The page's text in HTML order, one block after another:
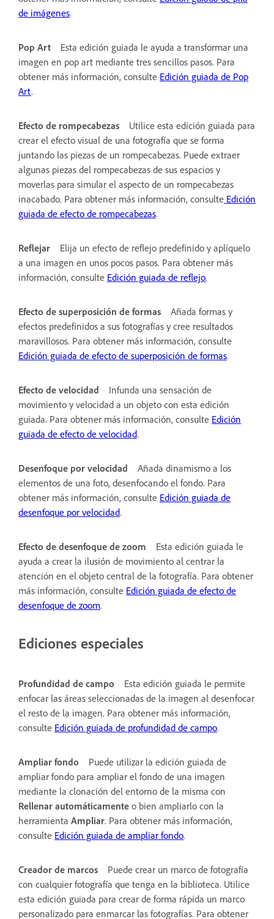
de imágenes.
Pop Art
Esta edición guiada le ayuda a transformar una
imagen en pop art mediante tres sencillos pasos. Para
obtener más información, consulte Edición guiada de Pop
Art.
Efecto de rompecabezas
Utilice esta edición guiada para
crear el efecto visual de una fotografía que se forma
juntando las piezas de un rompecabezas. Puede extraer
algunas piezas del rompecabezas de sus espacios y
moverlas para simular el aspecto de un rompecabezas
inacabado. Para obtener más información, consulte Edición
guiada de efecto de rompecabezas.
Reflejar
Elija un efecto de reflejo predefinido y aplíquelo
a una imagen en unos pocos pasos. Para obtener más
información, consulte Edición guiada de reflejo.
Efecto de superposición de formas
Añada formas y
efectos predefinidos a sus fotografías y cree resultados
maravillosos. Para obtener más información, consulte
Edición guiada de efecto de superposición de formas.
Efecto de velocidad
Infunda una sensación de
movimiento y velocidad a un objeto con esta edición
guiada. Para obtener más información, consulte Edición
guiada de efecto de velocidad.
Desenfoque por velocidad
Añada dinamismo a los
elementos de una foto, desenfocando el fondo. Para
obtener más información, consulte Edición guiada de
desenfoque por velocidad.
Efecto de desenfoque de zoom
Esta edición guiada le
ayuda a crear la ilusión de movimiento al centrar la
atención en el objeto central de la fotografía. Para obtener
más información, consulte Edición guiada de efecto de
desenfoque de zoom.
Ediciones especiales
Profundidad de campo
Esta edición guiada le permite
enfocar las áreas seleccionadas de la imagen al desenfocar
el resto de la imagen. Para obtener más información,
consulte Edición guiada de profundidad de campo.
Ampliar fondo
Puede utilizar la edición guiada de
ampliar fondo para ampliar el fondo de una imagen
mediante la clonación del entorno de la misma con
Rellenar automáticamente o bien ampliarlo con la
herramienta Ampliar. Para obtener más información,
consulte Edición guiada de ampliar fondo.
Creador de marcos
Puede crear un marco de fotografía
con cualquier fotografía que tenga en la biblioteca. Utilice
esta edición guiada para crear de forma rápida un marco
personalizado para enmarcar las fotografías. Para obtener